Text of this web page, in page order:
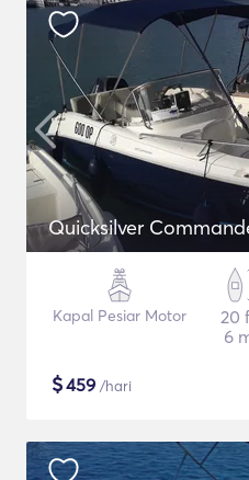
Quicksilver
Kapal Pesiar Motor
20
6
$459 /hari